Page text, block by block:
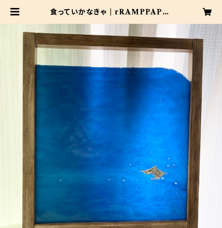
食っていかなきゃ | rRAMPPAPA-